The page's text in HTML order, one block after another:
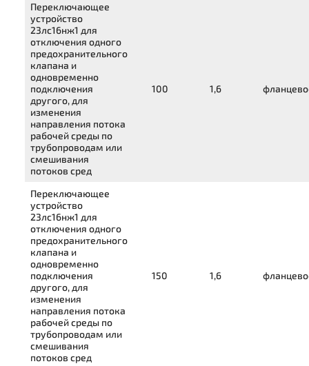
Переключающее
устройство
23лс16нж1 для
отключения одного
предохранительного
клапана и
одновременно
подключения
другого, для
изменения
направления потока
рабочей среды по
трубопроводам или
смешивания
потоков сред
100 1,6
Переключающее
устройство
23лс16нж1 для
отключения одного
предохранительного
клапана и
одновременно
подключения
другого, для
изменения
направления потока
рабочей среды по
трубопроводам или
смешивания
потоков сред
150 1,6